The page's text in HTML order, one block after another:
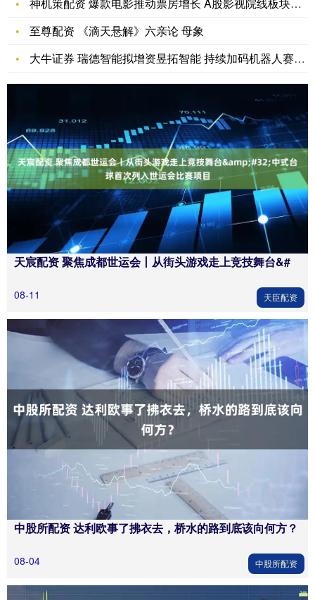
神机策配资 爆款电影推动票房增长 A股影视院线板块业绩回暖
至尊配资 《滴天悬解》六亲论 母象
大牛证券 瑞德智能拟增资昱拓智能 持续加码机器人赛道布局
天宸配资 聚焦成都世运会丨从街头游戏走上竞技舞台&#
08-11 天臣配资
中股所配资 达利欧事了拂衣去，桥水的路到底该向何方？
08-04 中股所配资